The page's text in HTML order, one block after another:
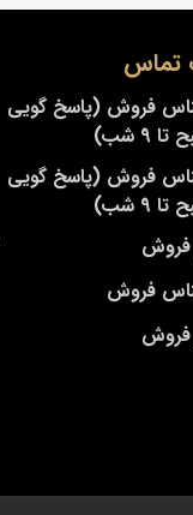
تماس
فروش (پاسخ گویی
فروش (پاسخ گویی
فروش
فروش
فروش